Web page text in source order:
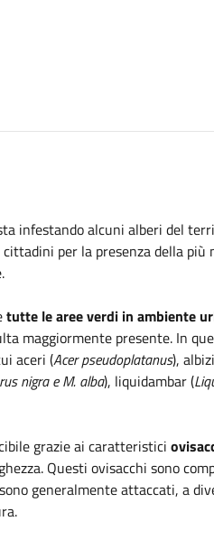
infestando alcuni alberi del
per la presenza della più
tutte le aree verdi in ambiente
maggiormente presente. In
aceri (Acer pseudoplatanus),
nigra e M. alba), liquidambar (
grazie ai caratteristici
Questi ovisacchi sono
generalmente attaccati, a